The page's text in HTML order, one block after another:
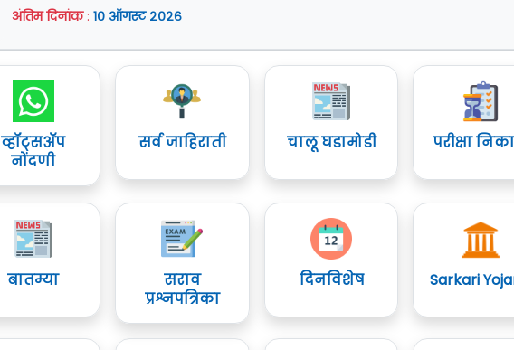
अंतिम दिनांक: १० ऑगस्ट २०२६
व्हॉट्सॲप
नोंदणी
सर्व जाहिराती चालू घडामोडी परीक्षा
बातम्या
सराव
प्रश्नपत्रिका
दिनविशेष Sarkari